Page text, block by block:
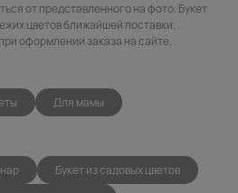
от представленного на фото. Букет
цветов ближайшей поставки. .
оформлении заказа на сайте.
Для мамы
Букет из садовых цветов